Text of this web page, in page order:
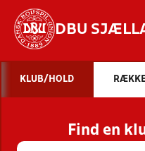
DBU
STILLINGER,
KLUB/HOLD
Find en